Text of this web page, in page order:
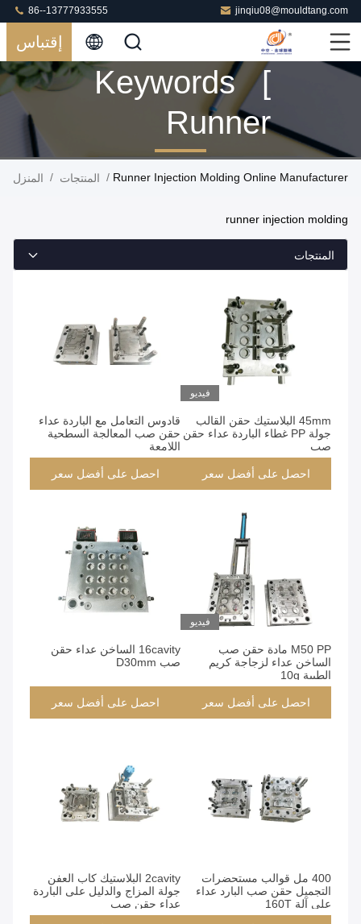
jinqiu08@mouldtang.com
86--13777933555
إقتباس
Keywords [
Runner
Injection
Match 97
المنزل / المنتجات / Runner Injection Molding Online Manufacturer
runner injection molding
المنتجات
فيديو
45mm البلاستيك حقن القالب
جولة PP غطاء الباردة عداء حقن
صب
احصل على أفضل سعر
قادوس التعامل مع الباردة عداء
حقن صب المعالجة السطحية
اللامعة
احصل على أفضل سعر
فيديو
M50 PP مادة حقن صب
الساخن عداء لزجاجة كريم
الطبية 10g
احصل على أفضل سعر
16cavity الساخن عداء حقن
صب D30mm
احصل على أفضل سعر
400 مل قوالب مستحضرات
التجميل حقن صب البارد عداء
على آلة 160T
2cavity البلاستيك كاب العفن
جولة المزاج والدليل على الباردة
عداء حقن صب